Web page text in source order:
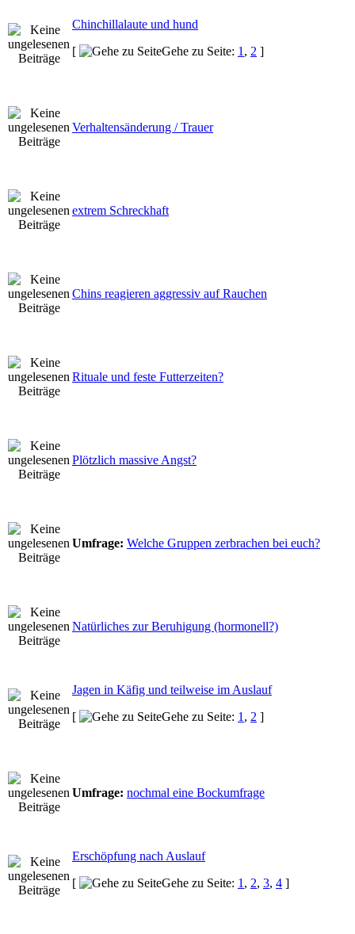
Chinchillalaute und hund
[
Gehe zu Seite: 1 , 2 ]
Verhaltensänderung / Trauer
extrem Schreckhaft
Chins reagieren aggressiv auf Rauchen
Rituale und feste Futterzeiten?
Plötzlich massive Angst?
Umfrage: Welche Gruppen zerbrachen bei euch?
Natürliches zur Beruhigung (hormonell?)
Jagen in Käfig und teilweise im Auslauf
[
Gehe zu Seite: 1 , 2 ]
Umfrage: nochmal eine Bockumfrage
Erschöpfung nach Auslauf
[
Gehe zu Seite: 1 , 2, 3, 4 ]